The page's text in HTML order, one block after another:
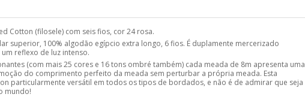
Cotton (filosele) com seis fios, cor 24 rosa.
superior, 100% algodão egípcio extra longo, 6 fios. É duplamente mercerizado
reflexo de luz intenso.
(com mais 25 cores e 16 tons ombré também) cada meada de 8m apresenta uma
do comprimento perfeito da meada sem perturbar a própria meada. Esta
particularmente versátil em todos os tipos de bordados, e não é de admirar que seja
mundo!